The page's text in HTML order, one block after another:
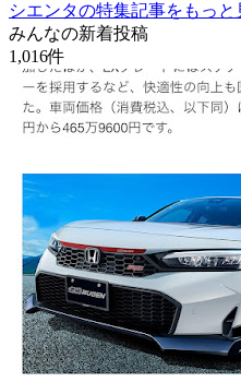
シエンタの特集記事をもっと
みんなの新着投稿
1,016件